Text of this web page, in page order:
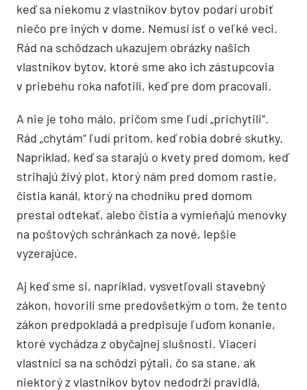
keď sa niekomu z vlastníkov bytov podarí urobiť
niečo pre iných v dome. Nemusí ísť o veľké veci.
Rád na schôdzach ukazujem obrázky našich
vlastníkov bytov, ktoré sme ako ich zástupcovia
v priebehu roka nafotili, keď pre dom pracovali.
A nie je toho málo, pričom sme ľudí „prichytili“.
Rád „chytám“ ľudí pritom, keď robia dobré skutky.
Napríklad, keď sa starajú o kvety pred domom, keď
strihajú živý plot, ktorý nám pred domom rastie,
čistia kanál, ktorý na chodníku pred domom
prestal odtekať, alebo čistia a vymieňajú menovky
na poštových schránkach za nové, lepšie
vyzerajúce.
Aj keď sme si, napríklad, vysvetľovali stavebný
zákon, hovorili sme predovšetkým o tom, že tento
zákon predpokladá a predpisuje ľuďom konanie,
ktoré vychádza z obyčajnej slušnosti. Viacerí
vlastníci sa na schôdzi pýtali, čo sa stane, ak
niektorý z vlastníkov bytov nedodrží pravidlá,